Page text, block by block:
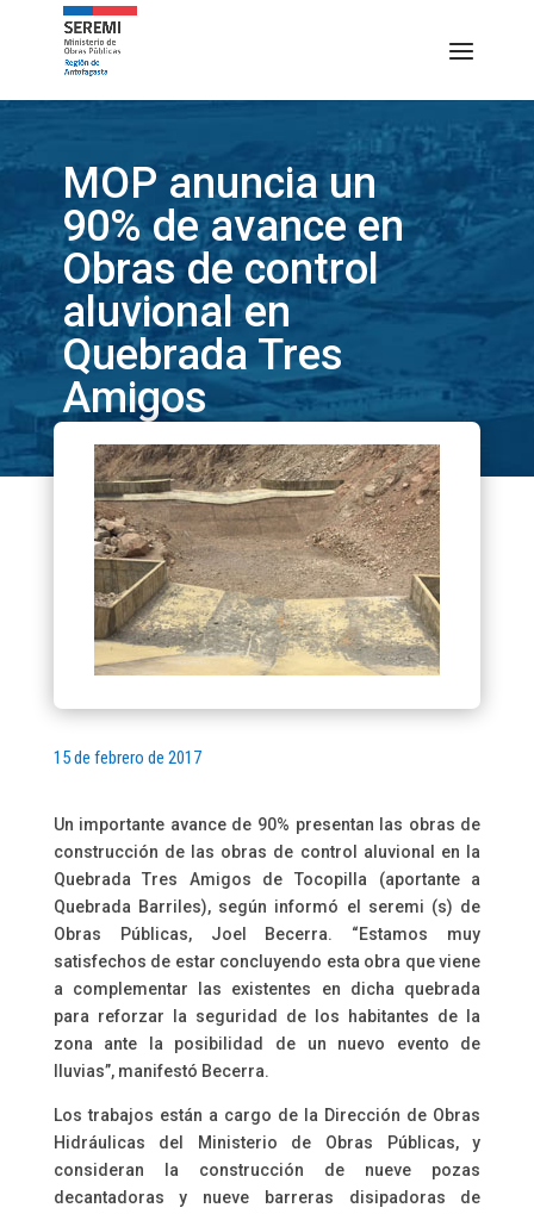
MOP anuncia un
90% de avance en
Obras de control
aluvional en
Quebrada Tres
Amigos
15 de febrero de 2017
Un importante avance de 90% presentan las obras de
construcción de las obras de control aluvional en la
Quebrada Tres Amigos de Tocopilla (aportante a
Quebrada Barriles), según informó el seremi (s) de
Obras Públicas, Joel Becerra. “Estamos muy
satisfechos de estar concluyendo esta obra que viene
a complementar las existentes en dicha quebrada
para reforzar la seguridad de los habitantes de la
zona ante la posibilidad de un nuevo evento de
lluvias”, manifestó Becerra.
Los trabajos están a cargo de la Dirección de Obras
Hidráulicas del Ministerio de Obras Públicas, y
consideran la construcción de nueve pozas
decantadoras y nueve barreras disipadoras de